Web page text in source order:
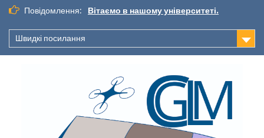
Повідомлення: Вітаємо в нашому університеті.
Швидкі посилання